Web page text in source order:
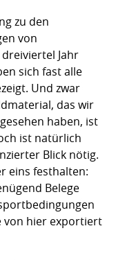
zu den
von
Jahr
sich fast alle
Und zwar
das wir
haben, ist
ist natürlich
Blick nötig.
eins festhalten:
Belege
von hier exportiert